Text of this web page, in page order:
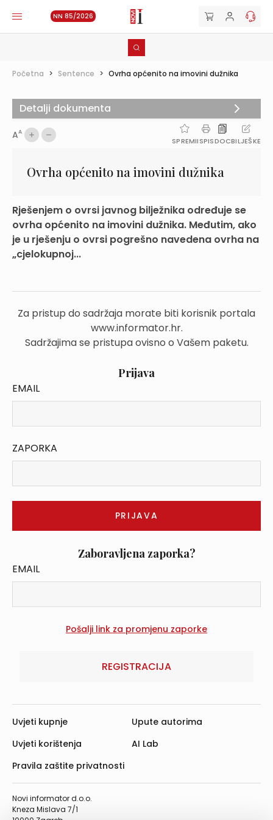
NN 85/2026
Početna > Sentence > Ovrha općenito na imovini dužnika
AA
SPREMIISPISDOCBILJEŠKE
Ovrha općenito na imovini dužnika
Rješenjem o ovrsi javnog bilježnika određuje se
ovrha općenito na imovini dužnika. Međutim, ako
je u rješenju o ovrsi pogrešno navedena ovrha na
„cjelokupnoj...
Za pristup do sadržaja morate biti korisnik portala
www.informator.hr.
Sadržajima se pristupa ovisno o Vašem paketu.
Prijava
EMAIL
ZAPORKA
Zaboravljena zaporka?
EMAIL
REGISTRACIJA
Detalji dokumenta
Novi informator d.o.o.
Kneza Mislava 7/1
Uvjeti kupnje
Uvjeti korištenja
Pravila zaštite privatnosti
Upute autorima
AI Lab